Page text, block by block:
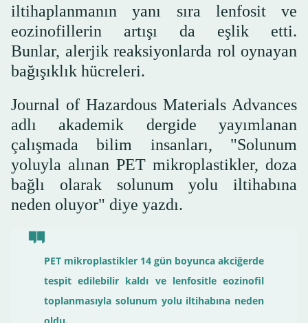
iltihaplanmanın yanı sıra lenfosit ve
eozinofillerin artışı da eşlik etti.
Bunlar, alerjik reaksiyonlarda rol oynayan
bağışıklık hücreleri.
Journal of Hazardous Materials Advances
adlı akademik dergide yayımlanan
çalışmada bilim insanları, "Solunum
yoluyla alınan PET mikroplastikler, doza
bağlı olarak solunum yolu iltihabına
neden oluyor" diye yazdı.
PET mikroplastikler 14 gün boyunca akciğerde
tespit edilebilir kaldı ve lenfositle eozinofil
toplanmasıyla solunum yolu iltihabına neden